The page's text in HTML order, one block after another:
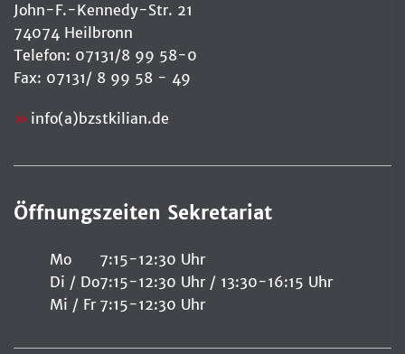
John-F.-Kennedy-Str. 21
74074 Heilbronn
Telefon: 07131/8 99 58-0
Fax: 07131/ 8 99 58 - 49
info(a)bzstkilian.de
Öffnungszeiten Sekretariat
Mo
7:15-12:30 Uhr
Di / Do7:15-12:30 Uhr / 13:30-16:15 Uhr
Mi / Fr 7:15-12:30 Uhr